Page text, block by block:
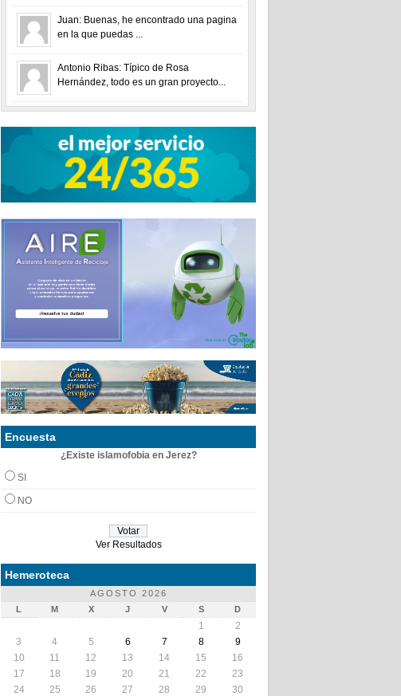
Juan: Buenas, he encontrado una pagina
en la que puedas ...
Antonio Ribas: Típico de Rosa
Hernández, todo es un gran proyecto...
Encuesta
¿Existe islamofobia en Jerez?
SI
NO
Ver Resultados
Hemeroteca
AGOSTO 2026
L
M X J V S D
1
2
3
4 5 6 7 8
9
10
11 12 13 14 15
16
17
18 19 20 21 22
23
24
25 26 27 28 29
30